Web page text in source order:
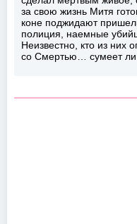
за свою жизнь Митя
коне поджидают
полиция, наемные
Неизвестно, кто из них
со Смертью… сумеет ли